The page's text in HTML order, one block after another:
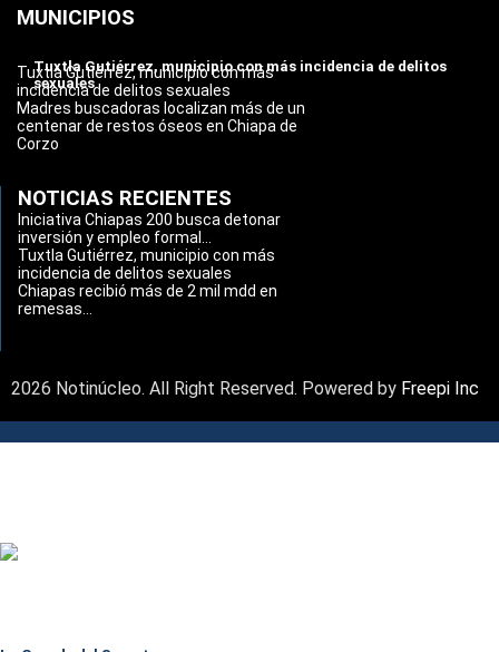
MUNICIPIOS
Tuxtla Gutiérrez, municipio con más incidencia de delitos
sexuales
Tuxtla Gutiérrez, municipio con más
incidencia de delitos sexuales
Madres buscadoras localizan más de un
centenar de restos óseos en Chiapa de
Corzo
NOTICIAS RECIENTES
Iniciativa Chiapas 200 busca detonar
inversión y empleo formal...
Tuxtla Gutiérrez, municipio con más
incidencia de delitos sexuales
Chiapas recibió más de 2 mil mdd en
remesas...
2026 Notinúcleo. All Right Reserved. Powered by Freepi Inc